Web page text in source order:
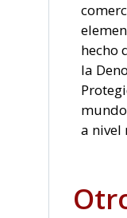
hecho
la
a nivel